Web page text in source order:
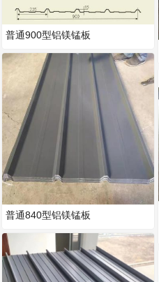
普通900型铝镁锰板
普通840型铝镁锰板